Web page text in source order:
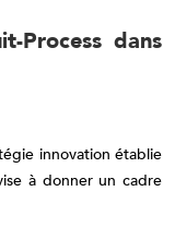
Process dans
innovation établie
à donner un cadre